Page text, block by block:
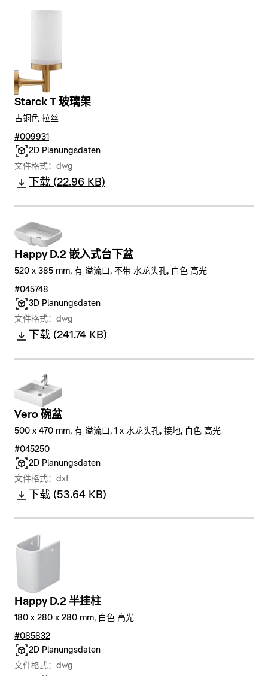
Starck T 玻璃架
古铜色 拉丝
#009931
2D Planungsdaten
文件格式：dwg
下载 (22.96 KB)
Happy D.2 嵌入式台下盆
520 x 385 mm, 有 溢流口, 不带 水龙头孔, 白色 高光
#045748
3D Planungsdaten
文件格式：dwg
下载 (241.74 KB)
Vero 碗盆
500 x 470 mm, 有 溢流口, 1 x 水龙头孔, 接地, 白色 高光
#045250
2D Planungsdaten
文件格式：dxf
下载 (53.64 KB)
Happy D.2 半挂柱
180 x 280 x 280 mm, 白色 高光
#085832
2D Planungsdaten
文件格式：dwg